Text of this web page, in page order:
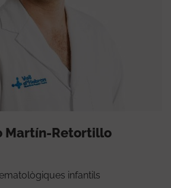
Martín-Retortillo
infantils